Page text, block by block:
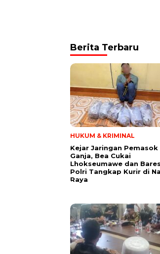
Berita Terbaru
HUKUM & KRIMINAL
Kejar Jaringan Pemasok
Ganja, Bea Cukai
Lhokseumawe dan
Polri Tangkap Kurir di
Raya